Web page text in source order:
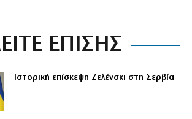
ΕΠΙΣΗΣ
Ιστορική επίσκεψη Ζελένσκι στη Σερβία